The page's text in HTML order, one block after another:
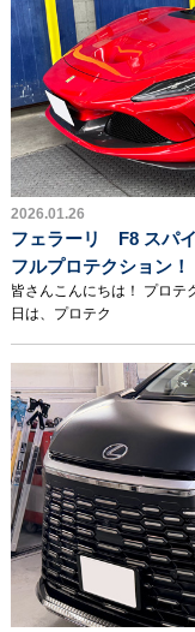
2026.01.26
フェラーリ F8 スパ
フルプロテクション！
皆さんこんにちは！ プロ
日は、プロテク